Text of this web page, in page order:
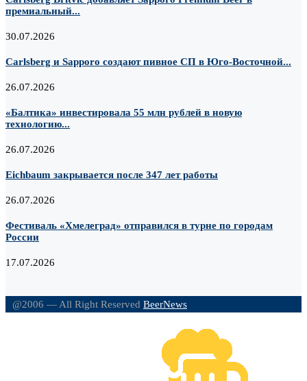
премиальный...
30.07.2026
Carlsberg и Sapporo создают пивное СП в Юго-Восточной...
26.07.2026
«Балтика» инвестировала 55 млн рублей в новую
технологию...
26.07.2026
Eichbaum закрывается после 347 лет работы
26.07.2026
Фестиваль «Хмелеград» отправился в турне по городам
России
17.07.2026
@2006 — All Right Reserved BeerNews